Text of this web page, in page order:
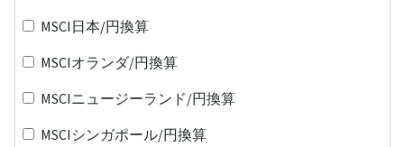
MSCI日本/円換算
MSCIオランダ/円換算
MSCIニュージーランド/円換算
MSCIシンガポール/円換算